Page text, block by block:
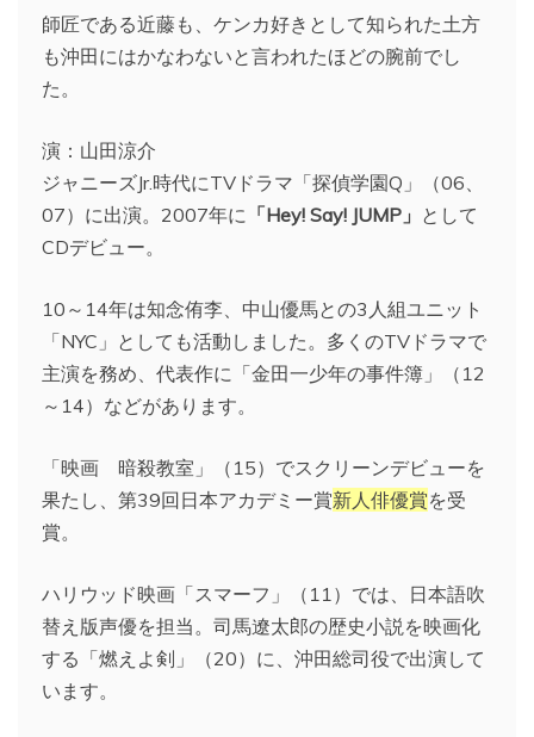
師匠である近藤も、ケンカ好きとして知られた土方
も沖田にはかなわないと言われたほどの腕前でし
た。
演：山田涼介
ジャニーズJr.時代にTVドラマ「探偵学園Q」（06、
07）に出演。2007年に 「Hey! Say! JUMP」 として
CDデビュー。
10～14年は知念侑李、中山優馬との3人組ユニット
「NYC」としても活動しました。多くのTVドラマで
主演を務め、代表作に「金田一少年の事件簿」（12
～14）などがあります。
「映画 暗殺教室」（15）でスクリーンデビューを
果たし、第39回日本アカデミー賞新人俳優賞を受
賞。
ハリウッド映画「スマーフ」（11）では、日本語吹
替え版声優を担当。司馬遼太郎の歴史小説を映画化
する「燃えよ剣」（20）に、沖田総司役で出演して
います。